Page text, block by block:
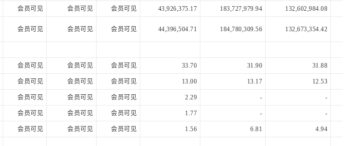
会员可见 会员可见 会员可见 43,926,375.17 183,727,979.94 132,602,984.08
会员可见 会员可见 会员可见 44,396,504.71 184,780,309.56 132,673,354.42
会员可见 会员可见 会员可见 33.70 31.90 31.88
会员可见 会员可见 会员可见 13.00 13.17 12.53
会员可见 会员可见 会员可见 2.29 - -
会员可见 会员可见 会员可见 1.77 - -
会员可见 会员可见 会员可见 1.56 6.81 4.94